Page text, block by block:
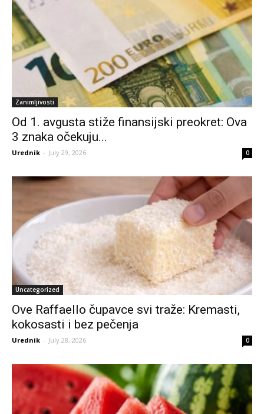
Zanimljivosti
Od 1. avgusta stiže finansijski preokret: Ova
3 znaka očekuju...
Urednik - July 29, 2026 0
Uncategorized
Ove Raffaello čupavce svi traže: Kremasti,
kokosasti i bez pečenja
Urednik - July 28, 2026 0